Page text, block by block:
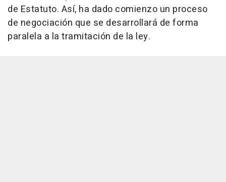
de Estatuto. Así, ha dado comienzo un proceso
de negociación que se desarrollará de forma
paralela a la tramitación de la ley.